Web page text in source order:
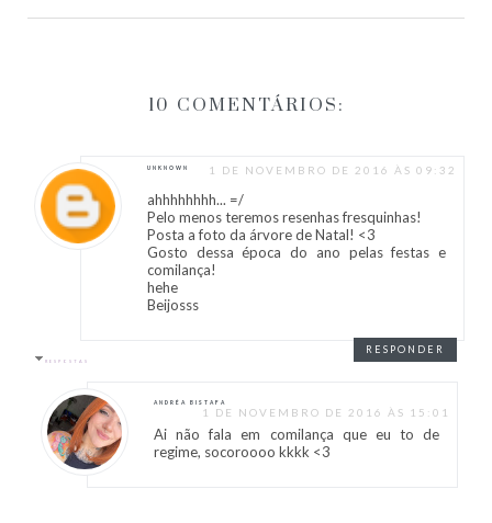
10 COMENTÁRIOS:
UNKNOWN 1 DE NOVEMBRO DE 2016 ÀS 09:32
ahhhhhhhh... =/
Pelo menos teremos resenhas fresquinhas!
Posta a foto da árvore de Natal! <3
Gosto dessa época do ano pelas festas e
comilança!
hehe
Beijosss
RESPONDER
RESPOSTAS
ANDRÉA BISTAFA
1 DE NOVEMBRO DE 2016 ÀS 15:01
Ai não fala em comilança que eu to de
regime, socoroooo kkkk <3